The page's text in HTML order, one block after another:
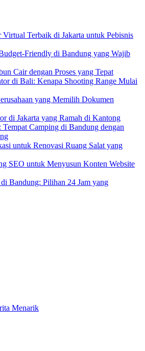
Virtual Terbaik di Jakarta untuk Pebisnis
Friendly di Bandung yang Wajib
Cair dengan Proses yang Tepat
di Bali: Kenapa Shooting Range Mulai
yang Memilih Dokumen
di Jakarta yang Ramah di Kantong
Tempat Camping di Bandung dengan
untuk Renovasi Ruang Salat yang
SEO untuk Menyusun Konten Website
Bandung: Pilihan 24 Jam yang